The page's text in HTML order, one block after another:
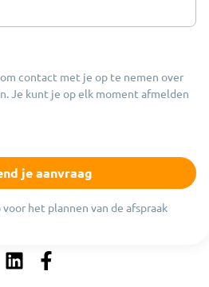
contact met je op te nemen over
Je kunt je op elk moment afmelden
het plannen van de afspraak